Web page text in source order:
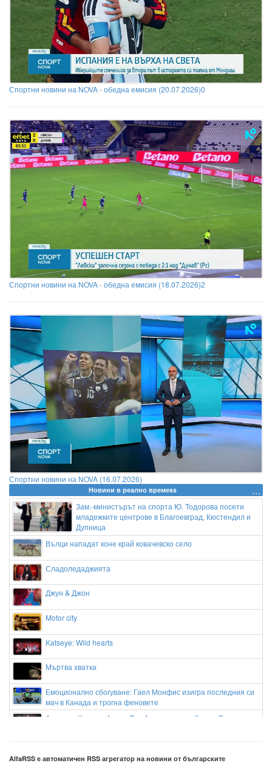
Спортни новини на NOVA - обедна емисия (20.07.2026)0
Спортни новини на NOVA - обедна емисия (18.07.2026)2
Спортни новини на NOVA (16.07.2026)
Новини в реално времеss
Зам.-министърът на спорта Ю. Тодорова посети
младежките центрове в Благоевград, Кюстендил и
Дупница
Вълци нападат коне край ковачевско село
Сладоледаджията
Джун & Джон
Motor city
Katseye: Wild hearts
Мъртва хватка
Емоционално сбогуване: Гаел Монфис изигра последния си
мач в Канада и трогна феновете
Андриан Краев и Апоел Тел Авив с нова победа в Европа
AlfaRSS е автоматичен RSS агрегатор на новини от българските